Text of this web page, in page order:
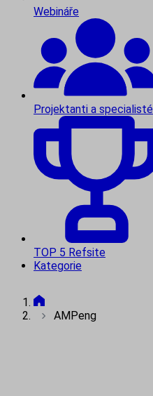
Webináře
Projektanti a specialisté
TOP 5 Refsite
Kategorie
AMPeng